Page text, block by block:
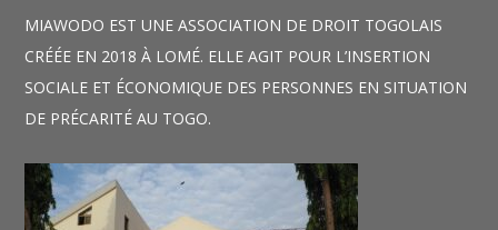
MIAWODO EST UNE ASSOCIATION DE DROIT TOGOLAIS
CRÉÉE EN 2018 À LOMÉ. ELLE AGIT POUR L’INSERTION
SOCIALE ET ÉCONOMIQUE DES PERSONNES EN SITUATION
DE PRÉCARITÉ AU TOGO.